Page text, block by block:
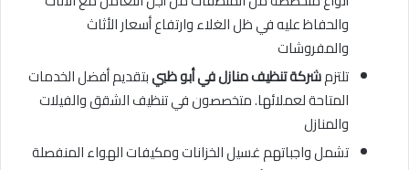
والحفاظ عليه في ظل الغلاء وارتفاع أسعار الأثاث
والمفروشات
تلتزمشركة تنظيف منازل في أبو ظبيبتقديم أفضل الخدمات
المتاحة لعملائها. متخصصون في تنظيف الشقق والفيلات
والمنازل
تشمل واجباتهم غسيل الخزانات ومكيفات الهواء المنفصلة